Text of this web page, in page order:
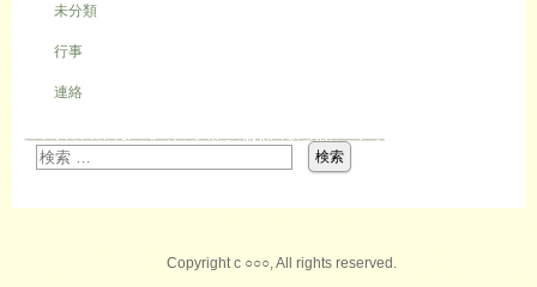
未分類
行事
連絡
Copyright c ○○○, All rights reserved.